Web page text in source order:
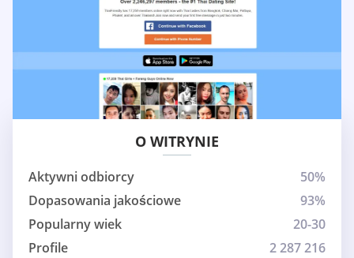
O WITRYNIE
Aktywni odbiorcy
50%
Dopasowania jakościowe
93%
Popularny wiek
20-30
Profile
2 287 216